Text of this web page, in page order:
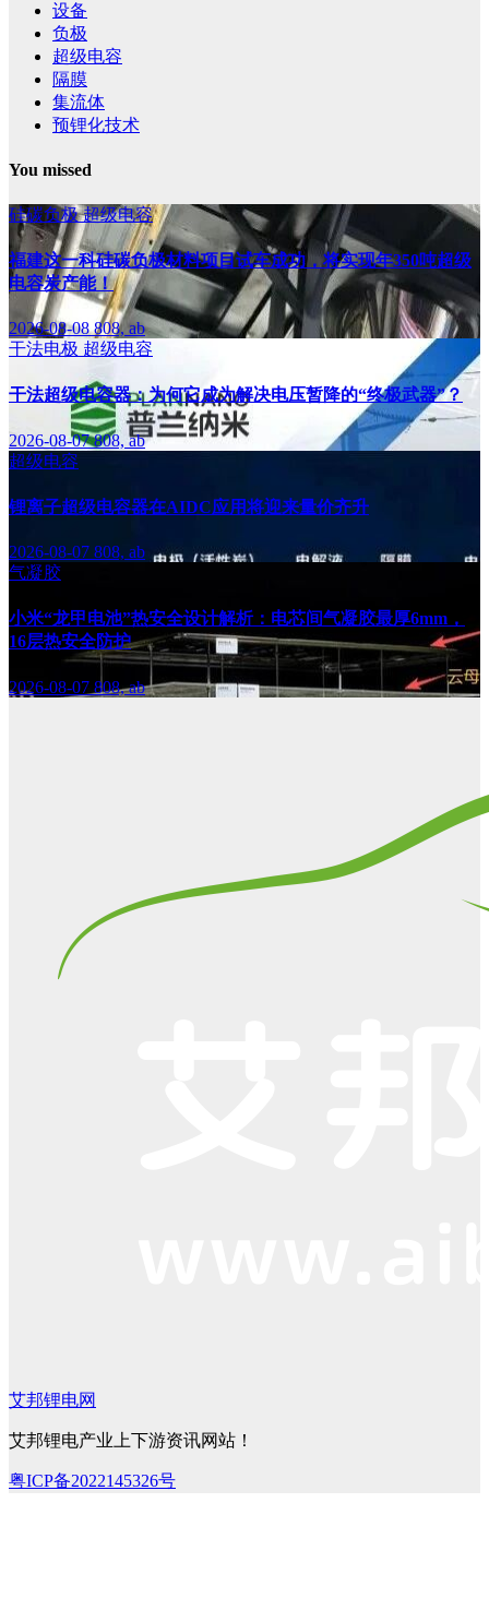
设备
负极
超级电容
隔膜
集流体
预锂化技术
You missed
硅碳负极超级电容
福建这一科硅碳负极材料项目试车成功，将实现年350吨超级
电容炭产能！
2026-08-08808, ab
干法电极 超级电容
干法超级电容器：为何它成为解决电压暂降的“终极武器”？
2026-08-07808, ab
超级电容
锂离子超级电容器在AIDC应用将迎来量价齐升
2026-08-07 808, ab
气凝胶
小米“龙甲电池”热安全设计解析：电芯间气凝胶最厚6mm，
16层热安全防护
2026-08-07 808, ab
艾邦锂电网
艾邦锂电产业上下游资讯网站！
粤ICP备2022145326号